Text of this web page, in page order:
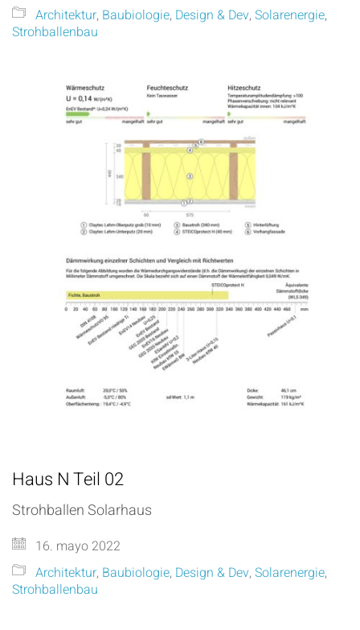
Architektur, Baubiologie, Design & Dev, Solarenergie,
Strohballenbau
Haus N Teil 02
Strohballen Solarhaus
16. mayo 2022
Architektur, Baubiologie, Design & Dev, Solarenergie,
Strohballenbau